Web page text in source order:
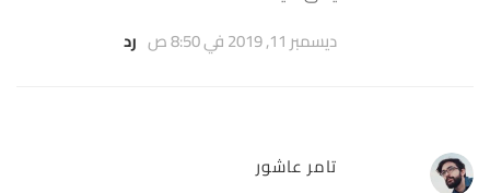
ديسمبر 11, 2019 في 8:50 ص
رد
تامر عاشور